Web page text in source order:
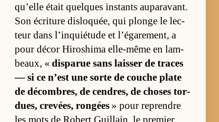
qu’elle était quelques ins­tants au­pa­ra­vant.
Son écri­ture dis­loquée, qui plonge le lec­
teur dans l’inquié­tude et l’éga­re­ment, a
pour dé­cor Hi­ro­shima elle-même en lam­
beaux, « dis­pa­rue sans lais­ser de traces
— si ce n’est une sorte de couche plate
de dé­com­bres, de cen­dres, de choses tor­
dues, cre­vées, ron­gées » pour re­prendre